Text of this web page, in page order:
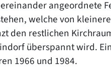
angeordnete
welche von
den restlichen
überspannt wird.
1966 und 1984.